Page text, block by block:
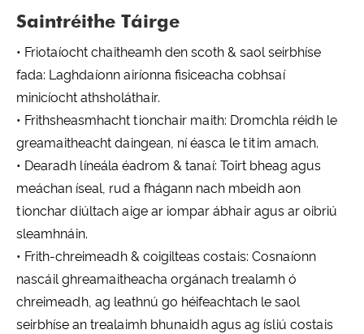
Saintréithe Táirge
• Friotaíocht chaitheamh den scoth & saol seirbhíse
fada: Laghdaíonn airíonna fisiceacha cobhsaí
minicíocht athsholáthair.
• Frithsheasmhacht tionchair maith: Dromchla réidh le
greamaitheacht daingean, ní éasca le titim amach.
• Dearadh líneála éadrom & tanaí: Toirt bheag agus
meáchan íseal, rud a fhágann nach mbeidh aon
tionchar diúltach aige ar iompar ábhair agus ar oibriú
sleamhnáin.
• Frith-chreimeadh & coigilteas costais: Cosnaíonn
nascáil ghreamaitheacha orgánach trealamh ó
chreimeadh, ag leathnú go héifeachtach le saol
seirbhíse an trealaimh bhunaidh agus ag ísliú costais